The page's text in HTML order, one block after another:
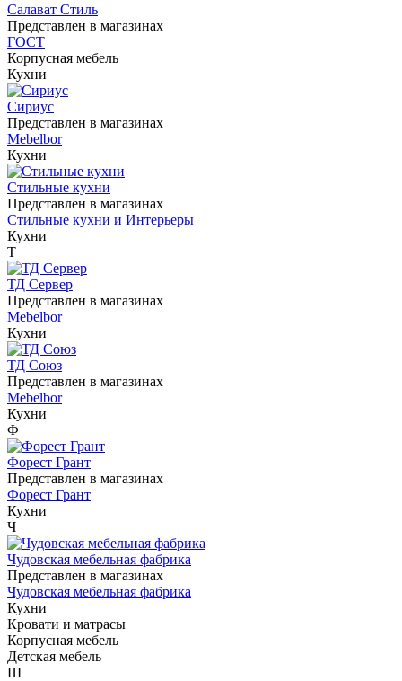
Салават Cтиль
Представлен в магазинах
ГОСТ
Корпусная мебель
Кухни
Сириус
Представлен в магазинах
Mebelbor
Кухни
Стильные кухни
Представлен в магазинах
Стильные кухни и Интерьеры
Кухни
Т
ТД Сервер
Представлен в магазинах
Mebelbor
Кухни
ТД Союз
Представлен в магазинах
Mebelbor
Кухни
Ф
Форест Грант
Представлен в магазинах
Форест Грант
Кухни
Ч
Чудовская мебельная фабрика
Представлен в магазинах
Чудовская мебельная фабрика
Кухни
Кровати и матрасы
Корпусная мебель
Детская мебель
Ш